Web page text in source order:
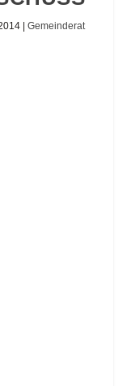
| Gemeinderat